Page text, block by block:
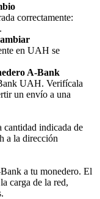
correctamente:
.
en UAH se
A-Bank
UAH. Verifícala
un envío a una
cantidad indicada de
a la dirección
a tu monedero. El
carga de la red,